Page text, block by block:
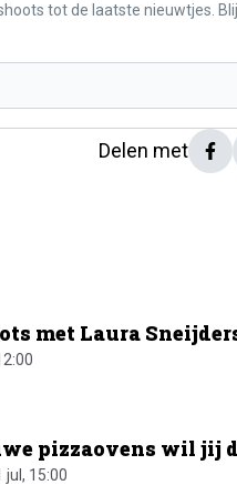
tot de laatste nieuwtjes.
Delen met
met Laura
pizzaovens wil jij
jul, 15:00